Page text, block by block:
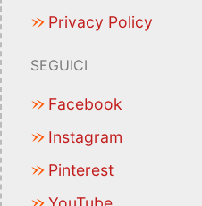
Privacy Policy
SEGUICI
Facebook
Instagram
Pinterest